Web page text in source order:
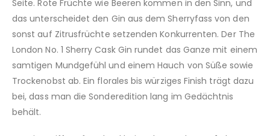
Seite. Rote Früchte wie Beeren kommen in den Sinn, und
das unterscheidet den Gin aus dem Sherryfass von den
sonst auf Zitrusfrüchte setzenden Konkurrenten. Der The
London No. 1 Sherry Cask Gin rundet das Ganze mit einem
samtigen Mundgefühl und einem Hauch von Süße sowie
Trockenobst ab. Ein florales bis würziges Finish trägt dazu
bei, dass man die Sonderedition lang im Gedächtnis
behält.